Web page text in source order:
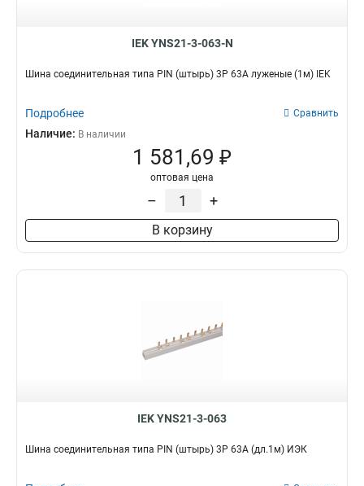
IEK YNS21-3-063-N
Шина соединительная типа PIN (штырь) 3P 63А луженые (1м) IEK
Подробнее Сравнить
Наличие: В наличии
1 581,69 ₽
оптовая цена
– +
В корзину
IEK YNS21-3-063
Шина соединительная типа PIN (штырь) 3Р 63А (дл.1м) ИЭК